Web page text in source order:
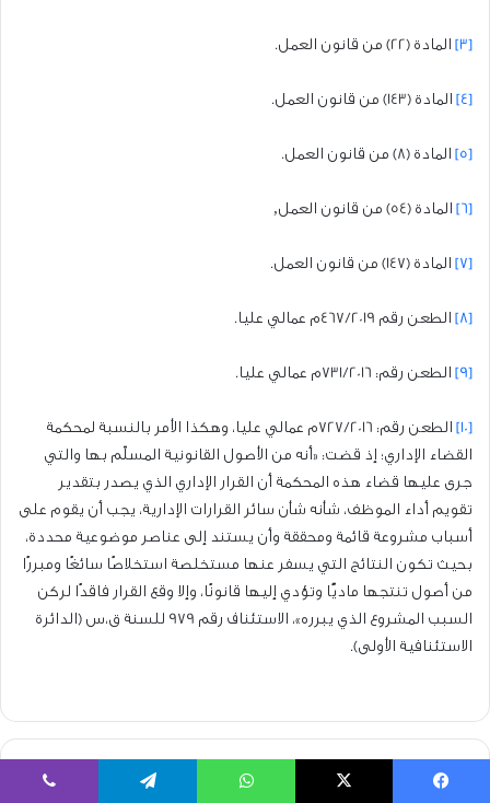
[3] المادة (22) من قانون العمل.
[4] المادة (143) من قانون العمل.
[5] المادة (8) من قانون العمل.
[6] المادة (54) من قانون العمل,
[7] المادة (147) من قانون العمل.
[8] الطعن رقم 467/2019م عمالي عليا.
[9] الطعن رقم: 731/2016م عمالي عليا.
[10]
الطعن رقم: 727/2016م عمالي عليا، وهكذا الأمر بالنسبة لمحكمة
القضاء الإداري؛ إذ قضت: «أنه من الأصول القانونية المسلّم بها والتي
جرى عليها قضاء هذه المحكمة أن القرار الإداري الذي يصدر بتقدير
تقويم أداء الموظف، شأنه شأن سائر القرارات الإدارية، يجب أن يقوم على
أسباب مشروعة قائمة ومحققة وأن يستند إلى عناصر موضوعية محددة،
بحيث تكون النتائج التي يسفر عنها مستخلصة استخلاصًا سائغًا ومبررًا
من أصول تنتجها ماديًّا وتؤدي إليها قانونًا، وإلا وقع القرار فاقدًا لركن
السبب المشروع الذي يبرره»، الاستئناف رقم 979 للسنة ق،س (الدائرة
الاستئنافية الأولى).